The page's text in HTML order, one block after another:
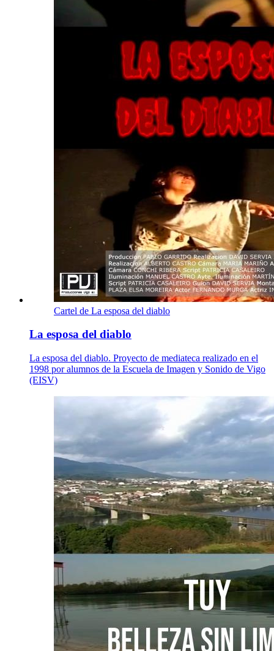
Cartel de La esposa del diablo
La esposa del diablo
La esposa del diablo. Proyecto de mediateca realizado en el
1998 por alumnos de la Escuela de Imagen y Sonido de Vigo
(EISV)